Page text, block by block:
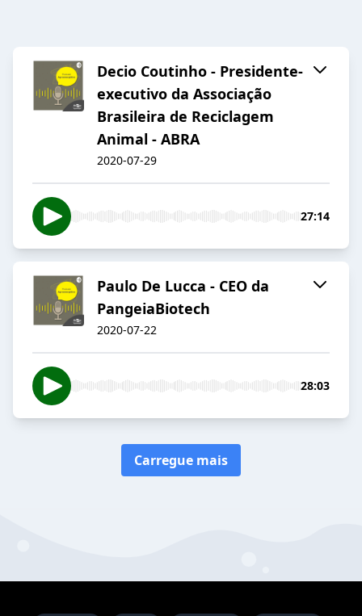
Decio Coutinho - Presidente-
executivo da Associação
Brasileira de Reciclagem
Animal - ABRA
2020-07-29
27:14
Paulo De Lucca - CEO da
PangeiaBiotech
2020-07-22
28:03
Carregue mais